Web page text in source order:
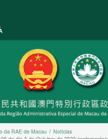
da
da RAE de Macau
Notícias